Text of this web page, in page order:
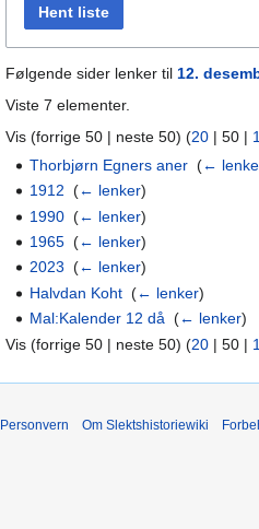
Hent liste
Følgende sider lenker til 12.
Viste 7 elementer.
Vis (forrige 50 | neste 50) (20 | 50 |
Thorbjørn Egners aner ‎(←
1912 ‎(← lenker)
1990 ‎(← lenker)
1965 ‎(← lenker)
2023 ‎(← lenker)
Halvdan Koht ‎(← lenker)
Mal:Kalender 12 då ‎(← lenker)
Vis (forrige 50 | neste 50) (20 | 50 |
Personvern Om Slektshistoriewiki